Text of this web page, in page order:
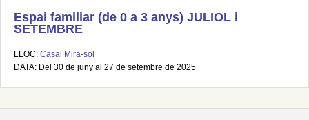
Espai familiar (de 0 a 3 anys) JULIOL i
SETEMBRE
LLOC: Casal Mira-sol
DATA: Del 30 de juny al 27 de setembre de 2025